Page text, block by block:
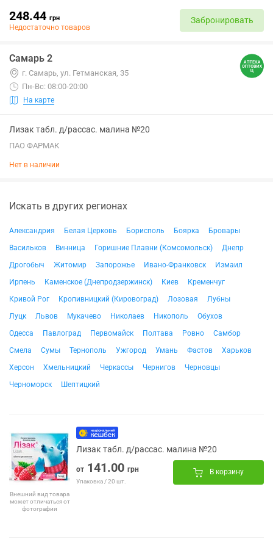
248.44 грн
Недостаточно товаров
Забронировать
Самарь 2
г. Самарь, ул. Гетманская, 35
Пн-Вс: 08:00-20:00
На карте
Лизак табл. д/рассас. малина №20
ПАО ФАРМАК
Нет в наличии
Искать в других регионах
Александрия Белая Церковь Борисполь Боярка
Бровары
Васильков
Винница Горишние Плавни (Комсомольск)
Днепр
Дрогобыч
Житомир Запорожье Ивано-Франковск
Измаил
Ирпень
Каменское (Днепродзержинск) Киев
Кременчуг
Кривой Рог
Кропивницкий (Кировоград) Лозовая
Лубны
Луцк
Львов Мукачево Николаев Никополь
Обухов
Одесса
Павлоград Первомайск Полтава Ровно
Самбор
Смела
Сумы Тернополь Ужгород Умань Фастов
Харьков
Херсон
Хмельницкий Черкассы Чернигов
Черновцы
Черноморск
Шептицкий
Внешний вид товара
может отличаться от
фотографии
Лизак табл. д/рассас. малина №20
от 141.00 грн
Упаковка / 20 шт.
В корзину